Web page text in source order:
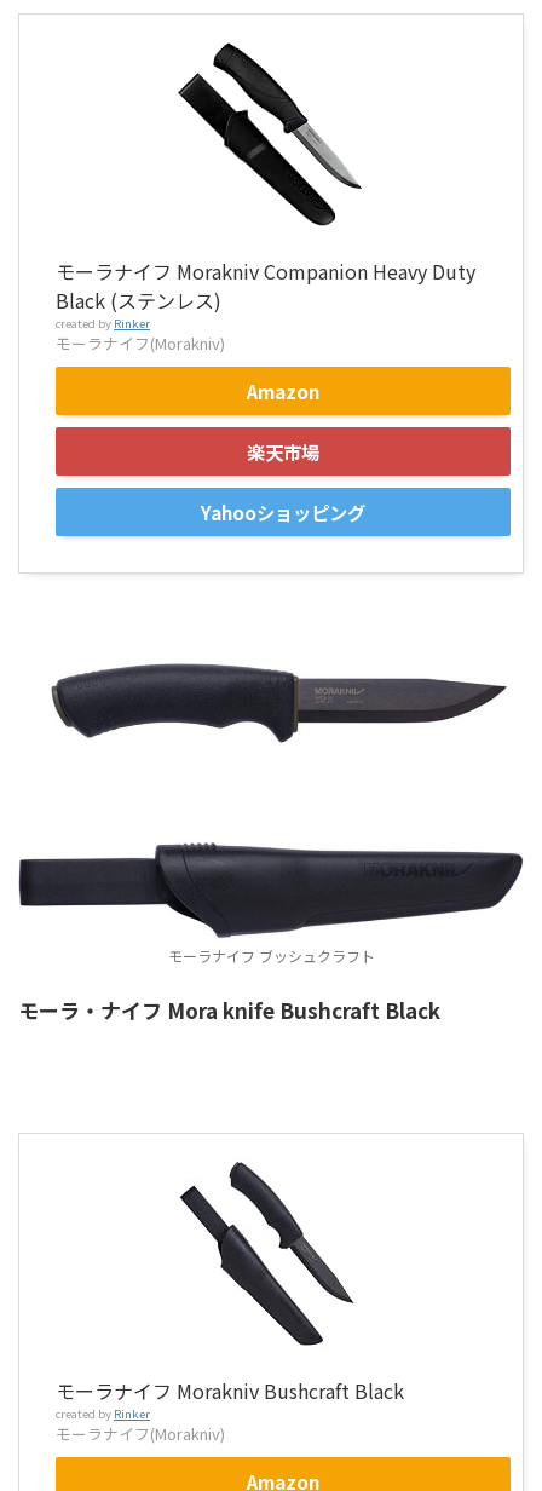
モーラナイフ Morakniv Companion Heavy Duty
Black (ステンレス)
created by Rinker
モーラナイフ(Morakniv)
Amazon
楽天市場
Yahooショッピング
モーラナイフ ブッシュクラフト
モーラ・ナイフ Mora knife Bushcraft Black
モーラナイフ Morakniv Bushcraft Black
created by Rinker
モーラナイフ(Morakniv)
Amazon